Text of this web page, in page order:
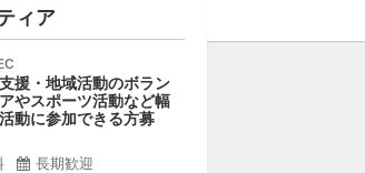
ィア
援・地域活動のボラン
やスポーツ活動など幅
動に参加できる方募
長期歓迎